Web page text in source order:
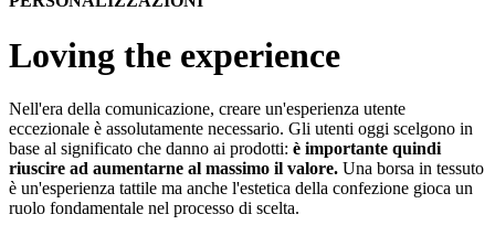
Loving the experience
Nell'era della comunicazione, creare un'esperienza utente
eccezionale è assolutamente necessario. Gli utenti oggi scelgono in
base al significato che danno ai prodotti: è importante quindi
riuscire ad aumentarne al massimo il valore. Una borsa in tessuto
è un'esperienza tattile ma anche l'estetica della confezione gioca un
ruolo fondamentale nel processo di scelta.